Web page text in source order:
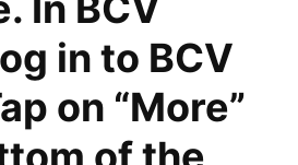
in to BCV
on “More”